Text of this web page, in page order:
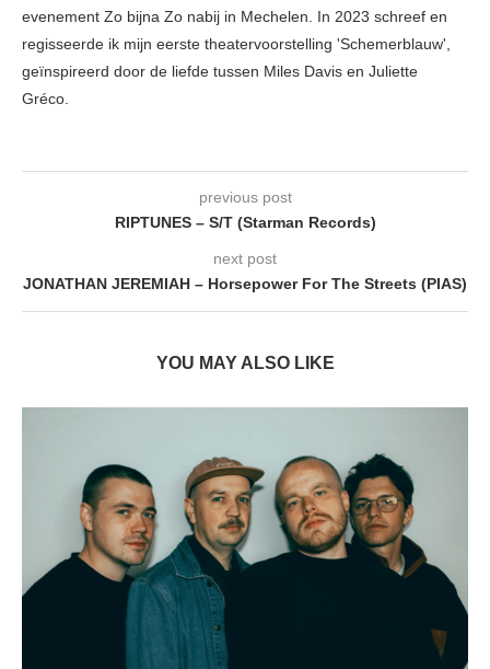
evenement Zo bijna Zo nabij in Mechelen. In 2023 schreef en
regisseerde ik mijn eerste theatervoorstelling 'Schemerblauw',
geïnspireerd door de liefde tussen Miles Davis en Juliette
Gréco.
previous post
RIPTUNES – S/T (Starman Records)
next post
JONATHAN JEREMIAH – Horsepower For The Streets (PIAS)
YOU MAY ALSO LIKE